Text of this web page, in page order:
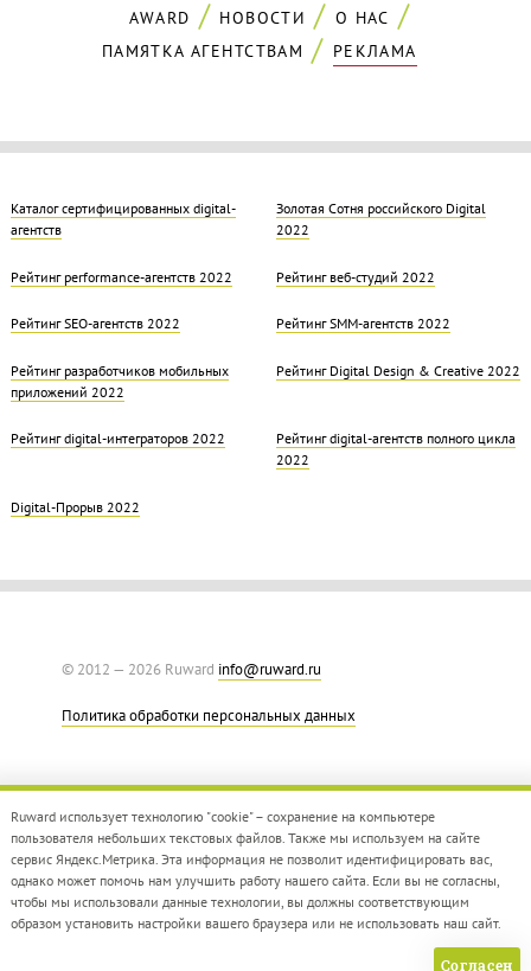
AWARD
НОВОСТИ
О НАС
ПАМЯТКА АГЕНТСТВАМ
РЕКЛАМА
Каталог сертифицированных digital-
агентств
Золотая Cотня российского Digital
2022
Рейтинг performance-агентств 2022 Рейтинг веб-студий 2022
Рейтинг SEO-агентств 2022 Рейтинг SMM-агентств 2022
Рейтинг разработчиков мобильных
приложений 2022
Рейтинг Digital Design & Creative 2022
Рейтинг digital-интеграторов 2022
Рейтинг digital-агентств полного цикла
2022
Digital-Прорыв 2022
© 2012 — 2026 Ruward info@ruward.ru
Политика обработки персональных данных
Дизайн –Red Collar
Создание сайта –Integrate
Ruward использует технологию "cookie" – сохранение на компьютере
пользователя небольших текстовых файлов. Также мы используем на сайте
сервис Яндекс.Метрика. Эта информация не позволит идентифицировать вас,
однако может помочь нам улучшить работу нашего сайта. Если вы не согласны,
чтобы мы использовали данные технологии, вы должны соответствующим
образом установить настройки вашего браузера или не использовать наш сайт.
Согласен